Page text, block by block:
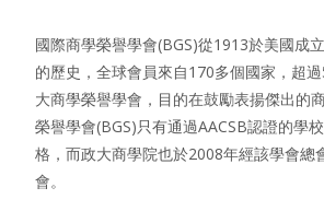
國際商學榮譽學會(BGS)從1913於美國成
的歷史，全球會員來自170多個國家，超
大商學榮譽學會，目的在鼓勵表揚傑出的
榮譽學會(BGS)只有通過AACSB認證的學
格，而政大商學院也於2008年經該學會總
會。